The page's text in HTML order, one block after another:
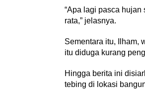
“Apa lagi pasca
rata,” jelasnya.
Sementara itu, Ilham,
itu diduga kurang
Hingga berita ini
tebing di lokasi